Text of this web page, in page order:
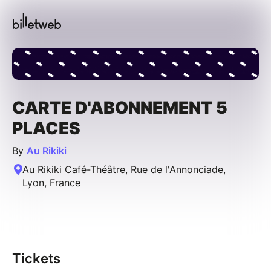
CARTE D'ABONNEMENT 5
PLACES
By Au Rikiki
Au Rikiki Café-Théâtre, Rue de l'Annonciade,
Lyon, France
Tickets